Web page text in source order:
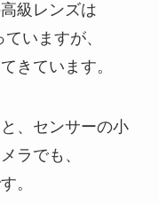
級レンズは
いますが、
きています。
、センサーの小
ラでも、
。